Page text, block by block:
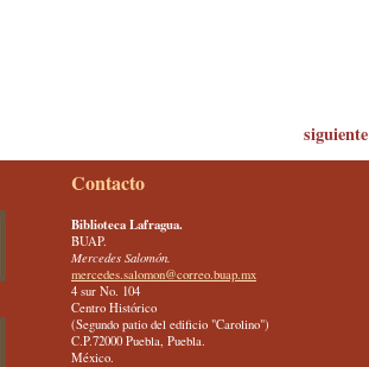
siguiente
Contacto
Biblioteca Lafragua.
BUAP.
Mercedes Salomón.
mercedes.salomon@correo.buap.mx
4 sur No. 104
Centro Histórico
(Segundo patio del edificio "Carolino")
C.P.72000 Puebla, Puebla.
México.